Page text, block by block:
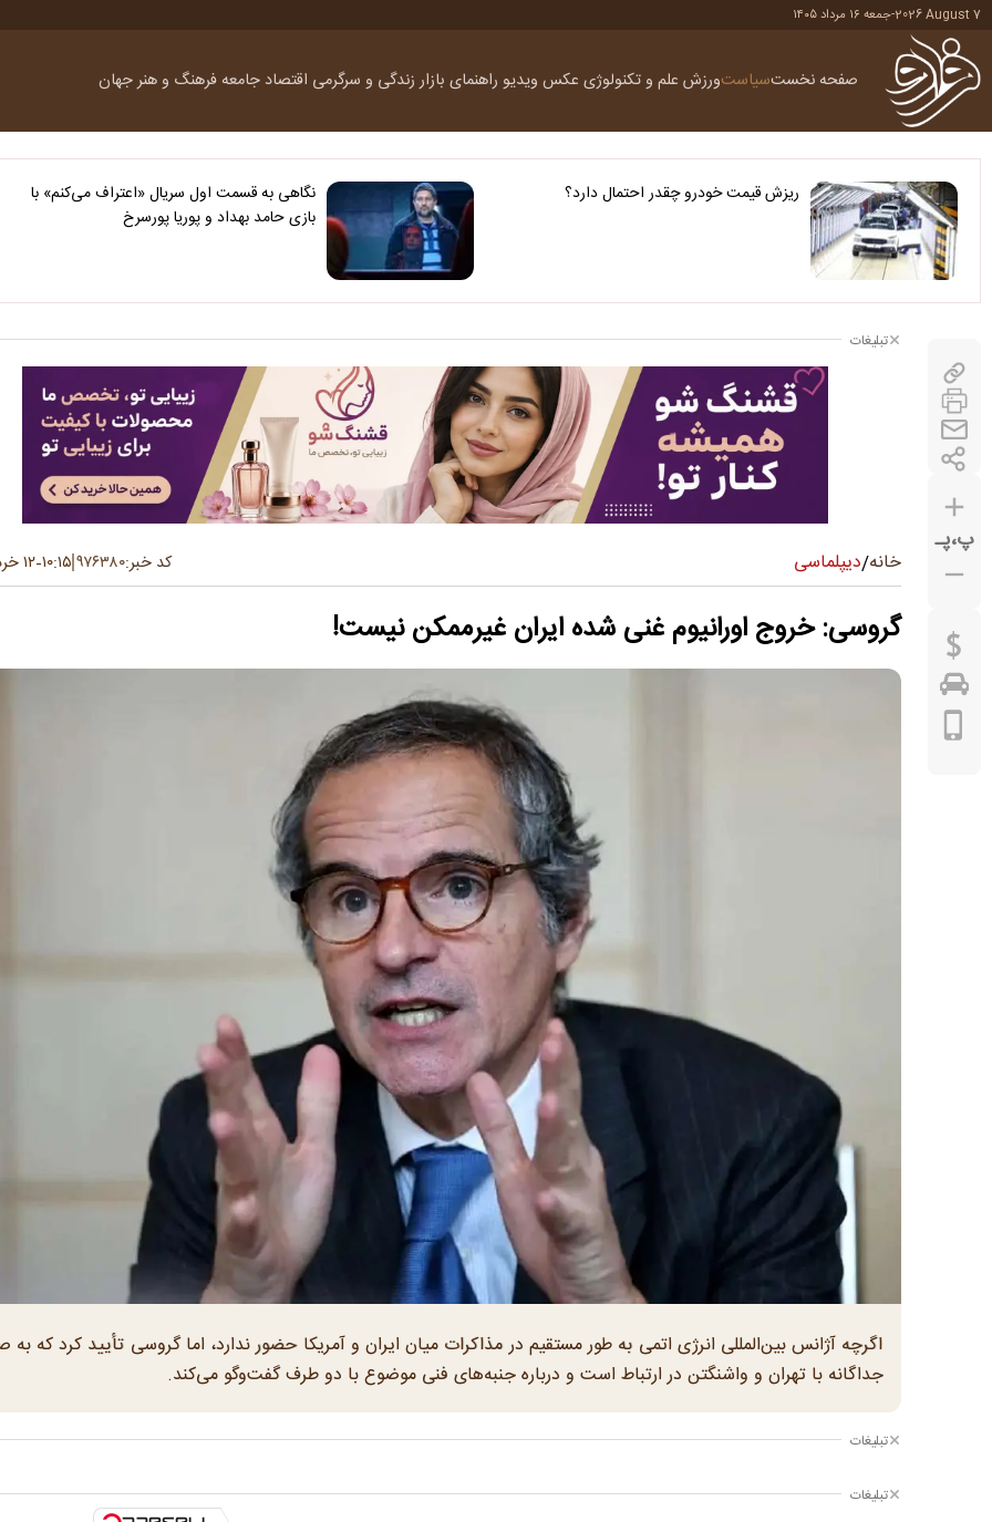
2026 August 7
-جمعه ۱۶ مرداد ۱۴۰۵
صفحه نخستسیاستورزش علم و تکنولوژی عکس ویدیو راهنمای بازارزندگی و سرگرمی اقتصاد جامعهفرهنگ و هنرجهان
ریزش قیمت خودرو چقدر احتمال دارد؟
نگاهی به قسمت اول سریال «اعتراف می‌کنم» با
بازی حامد بهداد و پوریا پورسرخ
پ،پـ
تبلیغات
خانه/دیپلماسی کد خبر:۹۷۶۳۸۰ ۱۰:۱۵-۱۲ خرداد ۱۴۰۵
گروسی: خروج اورانیوم غنی شده ایران غیرممکن نیست!
اگرچه آژانس بین‌المللی انرژی اتمی به طور مستقیم در مذاکرات میان ایران و آمریکا حضور ندارد، اما گروسی تأیید کرد که
جداگانه با تهران و واشنگتن در ارتباط است و درباره جنبه‌های فنی موضوع با دو طرف گفت‌وگو می‌کند.
تبلیغات
تبلیغات